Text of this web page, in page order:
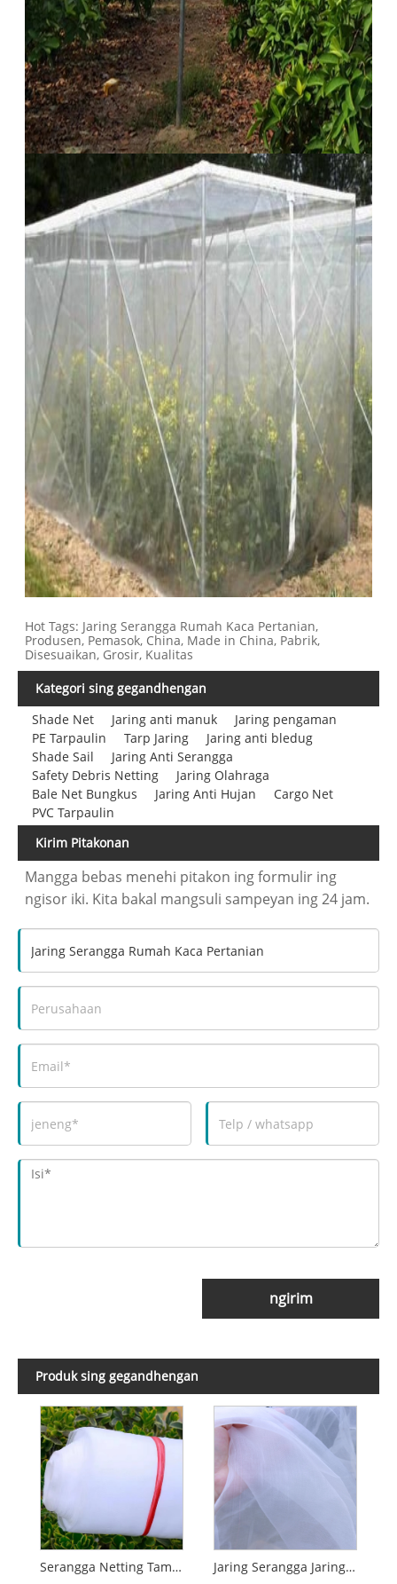
Hot Tags: Jaring Serangga Rumah Kaca Pertanian,
Produsen, Pemasok, China, Made in China, Pabrik,
Disesuaikan, Grosir, Kualitas
Kategori sing gegandhengan
Shade Net
Jaring anti manuk
Jaring pengaman
PE Tarpaulin
Tarp Jaring
Jaring anti bledug
Shade Sail
Jaring Anti Serangga
Safety Debris Netting
Jaring Olahraga
Bale Net Bungkus
Jaring Anti Hujan
Cargo Net
PVC Tarpaulin
Kirim Pitakonan
Mangga bebas menehi pitakon ing formulir ing
ngisor iki. Kita bakal mangsuli sampeyan ing 24 jam.
ngirim
Produk sing gegandhengan
Serangga Netting Taman Pest Control Nyamuk Netting kanggo Tanduran Sayuran Kembang Jaring Serangga Jaring Anti Serangga kanggo omah kaca